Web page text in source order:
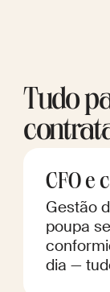
Tudo
CFO e
Gestão
poupa
dia —